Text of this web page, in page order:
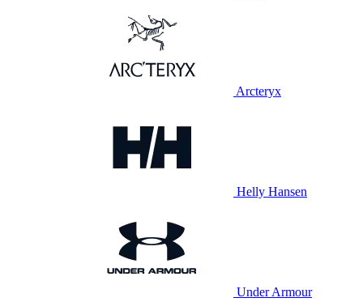
Arcteryx
Helly Hansen
Under Armour